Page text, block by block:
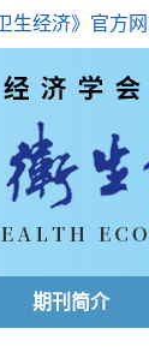
生经济》官方
期刊简介